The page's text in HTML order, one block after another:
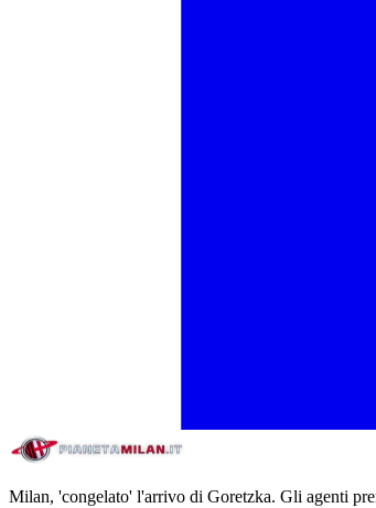
Milan, 'congelato' l'arrivo di Goretzka. Gli agenti